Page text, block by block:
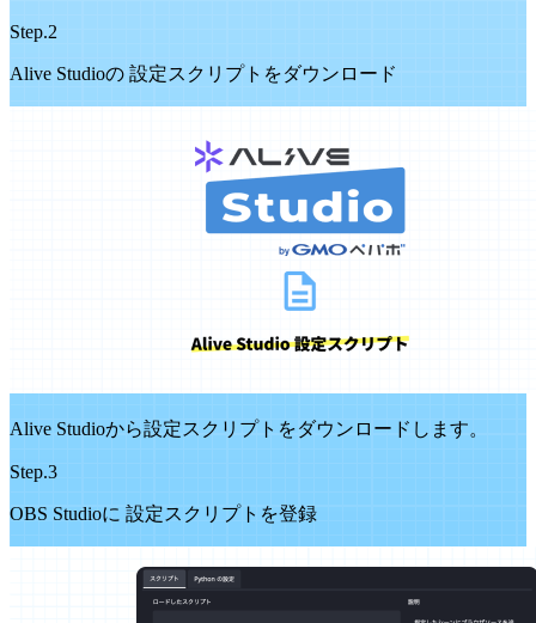
Step.2
Alive Studioの 設定スクリプトをダウンロード
Alive Studioから設定スクリプトをダウンロードします。
Step.3
OBS Studioに 設定スクリプトを登録